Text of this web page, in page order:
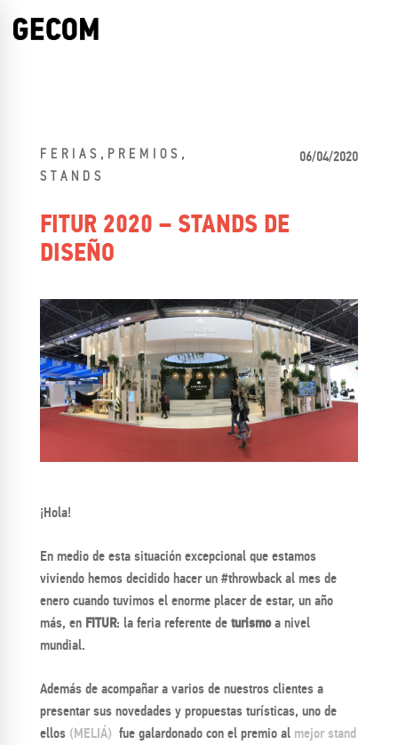
FERIAS , PREMIOS ,
STANDS
06/04/2020
FITUR 2020 – STANDS DE
DISEÑO
¡Hola!
En medio de esta situación excepcional que estamos
viviendo hemos decidido hacer un #throwback al mes de
enero cuando tuvimos el enorme placer de estar, un año
más, en FITUR: la feria referente de turismoa nivel
mundial.
Además de acompañar a varios de nuestros clientes a
presentar sus novedades y propuestas turísticas, uno de
ellos (MELIÁ) fue galardonado con el premio al mejor stand